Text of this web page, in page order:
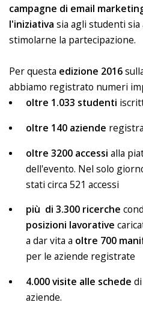
campagne di email
l'iniziativa sia agli studenti sia
stimolarne la partecipazione.
Per questa edizione 2016
abbiamo registrato numeri
oltre 1.033 studenti
oltre 140 aziende
oltre 3200 accessi alla
dell'evento. Nel solo
stati circa 521 accessi
più di 3.300 ricerche
posizioni lavorative
a dar vita a oltre 700
per le aziende registrate
4.000 visite alle schede
aziende.